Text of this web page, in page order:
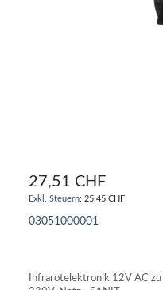
27,51 CHF
25,45 CHF
03051000001
Infrarotelektronik 12V AC